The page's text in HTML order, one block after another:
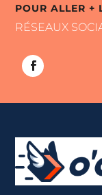
POUR ALLER +
RÉSEAUX